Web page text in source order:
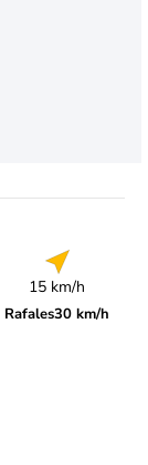
15 km/h
Rafales30 km/h